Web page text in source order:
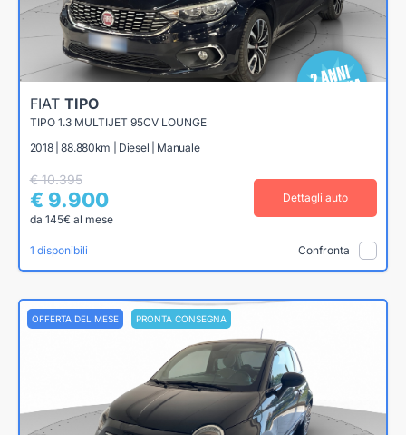
FIAT TIPO
TIPO 1.3 MULTIJET 95CV LOUNGE
2018 | 88.880km | Diesel | Manuale
€ 10.395
€ 9.900
da 145€ al mese
Dettagli auto
1 disponibili Confronta
OFFERTA DEL MESE PRONTA CONSEGNA